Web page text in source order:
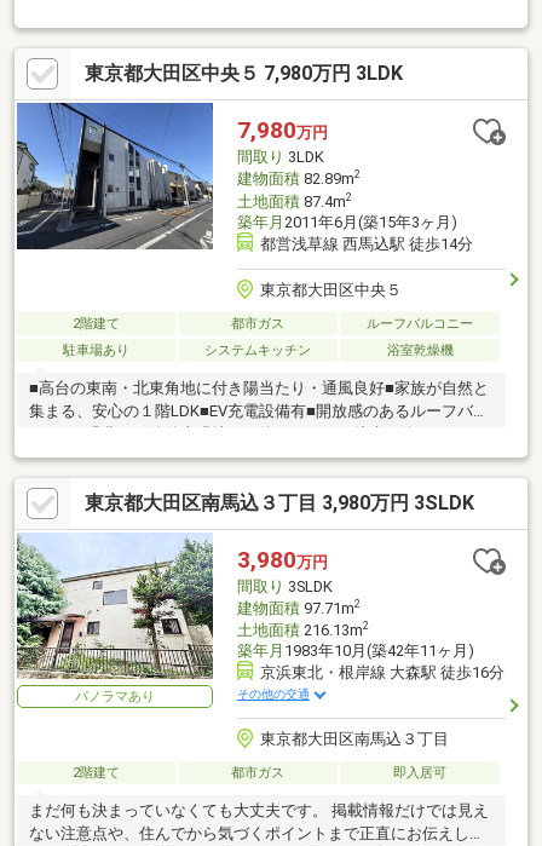
で
東京都大田区中央５ 7,980万円 3LDK
7,980万円
間取り 3LDK
建物面積82.89m2
土地面積87.4m2
築年月 2011年6月(築15年3ヶ月)
都営浅草線 西馬込駅 徒歩14分
東京都大田区中央５
2階建て 都市ガス
ルーフバルコニー
駐車場あり
システムキッチン 浴室乾燥機
■高台の東南・北東角地に付き陽当たり・通風良好■家族が自然と
集まる、安心の１階LDK■EV充電設備有■開放感のあるルーフバル
東京都大田区南馬込３丁目 3,980万円 3SLDK
パノラマあり
3,980万円
間取り 3SLDK
建物面積97.71m2
土地面積216.13m2
築年月 1983年10月(築42年11ヶ月)
京浜東北・根岸線 大森駅 徒歩16分
その他の交通
東京都大田区南馬込３丁目
2階建て 都市ガス 即入居可
まだ何も決まっていなくても大丈夫です。 掲載情報だけでは見え
ない注意点や、住んでから気づくポイントまで正直にお伝えしま